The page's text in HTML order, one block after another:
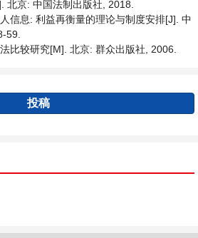
北京: 中国法制出版社, 2018.
信息: 利益再衡量的理论与制度安排[J]. 中
59.
比较研究[M]. 北京: 群众出版社, 2006.
投稿